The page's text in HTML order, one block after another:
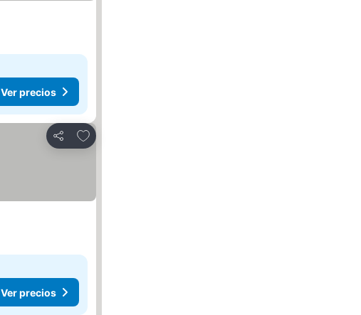
Ver precios
Compartir
Añadir a favoritos
Ver precios